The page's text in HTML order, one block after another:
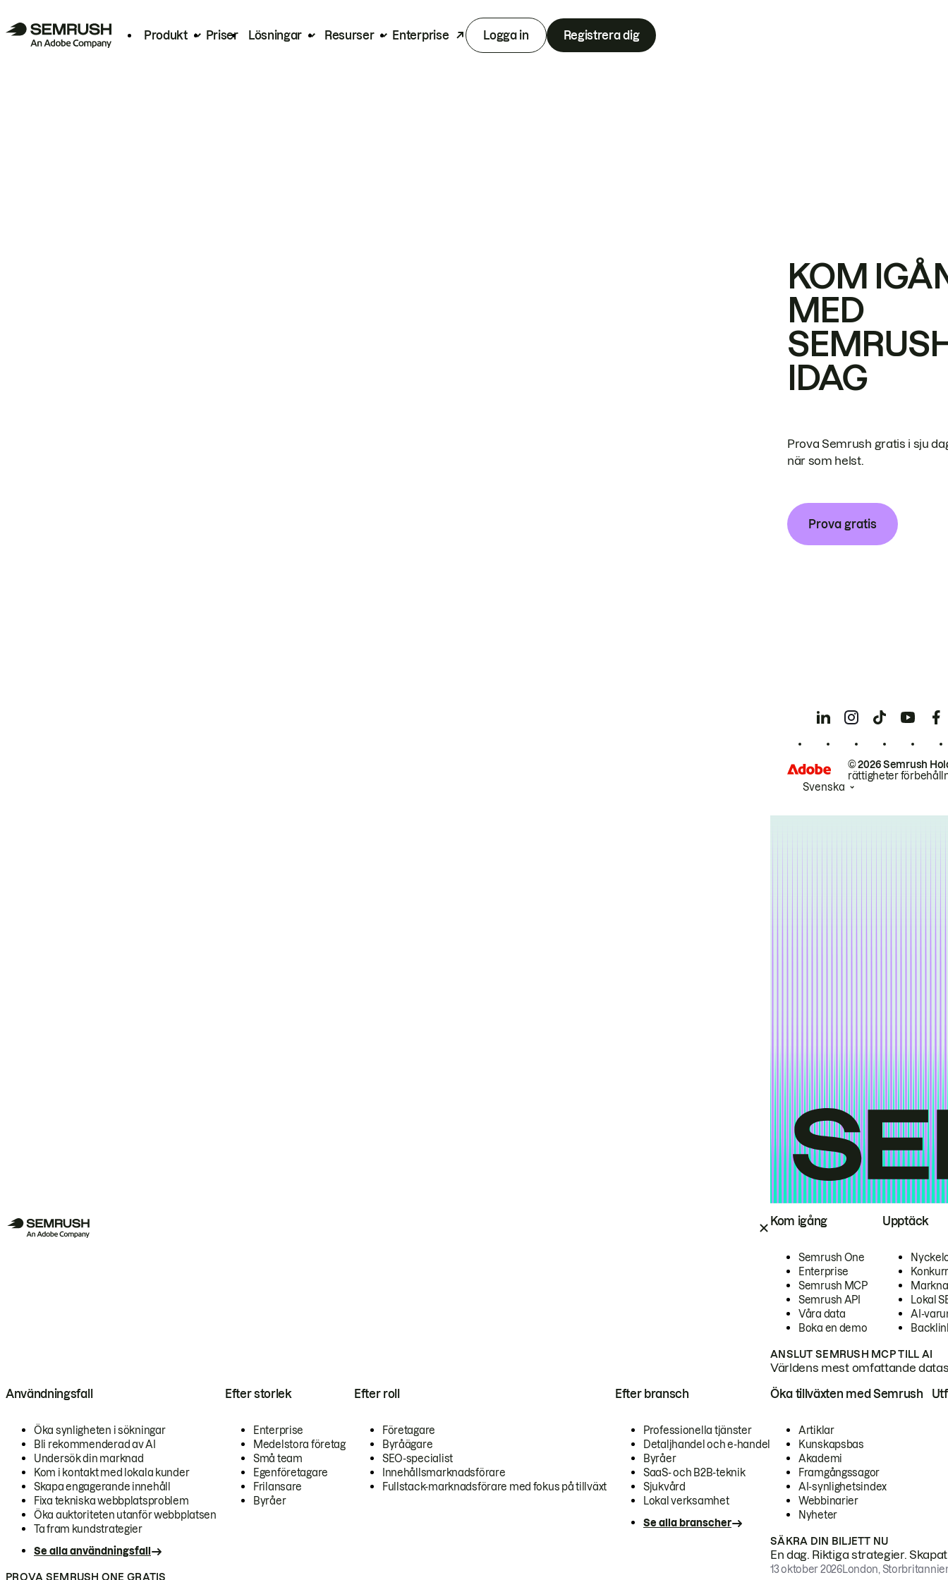
Produkt Priser Lösningar Resurser Enterprise Logga in Registrera dig
Kom igång
Semrush One
Enterprise
Semrush MCP
Semrush API
Våra data
Boka en demo
Upptäck
Lokal
AI-
ANSLUT SEMRUSH MCP TILL AI
Världens mest omfattande
Användningsfall
Öka synligheten i sökningar
Bli rekommenderad av AI
Undersök din marknad
Kom i kontakt med lokala kunder
Skapa engagerande innehåll
Fixa tekniska webbplatsproblem
Öka auktoriteten utanför webbplatsen
Ta fram kundstrategier
Se alla användningsfall
Efter storlek
Enterprise
Medelstora företag
Små team
Egenföretagare
Frilansare
Byråer
Efter roll
Företagare
Byråägare
SEO-specialist
Innehållsmarknadsförare
Fullstack-marknadsförare med fokus på tillväxt
Efter bransch
Professionella tjänster
Detaljhandel och e-handel
Byråer
SaaS- och B2B-teknik
Sjukvård
Lokal verksamhet
Se alla branscher
PROVA SEMRUSH ONE GRATIS
Öka tillväxten med Semrush
Artiklar
Kunskapsbas
Akademi
Framgångssagor
AI-synlighetsindex
Webbinarier
Nyheter
SÄKRA DIN BILJETT NU
En dag. Riktiga strategier.
13 oktober 2026London,
KOM
MED
IDAG
Prova Semrush gratis i sju
när som helst.
Prova gratis
© 2026 Semrush
rättigheter
Svenska